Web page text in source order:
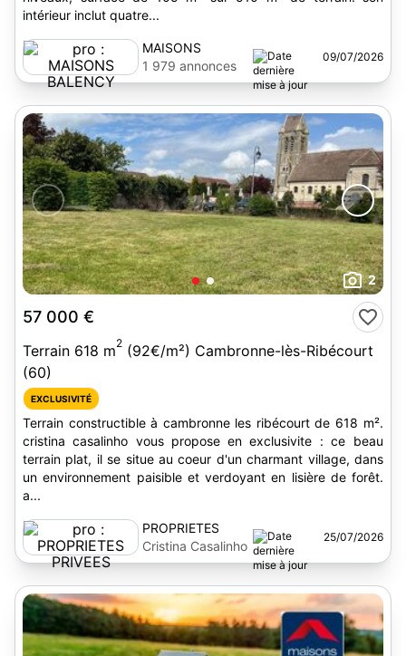
intérieur inclut quatre...
MAISONS
BALENCY
1 979 annonces
09/07/2026
2
57 000 €
Terrain 618 m2 (92€/m²) Cambronne-lès-Ribécourt
(60)
EXCLUSIVITÉ
Terrain constructible à cambronne les ribécourt de 618 m².
cristina casalinho vous propose en exclusivite : ce beau
terrain plat, il se situe au coeur d'un charmant village, dans
un environnement paisible et verdoyant en lisière de forêt.
a...
PROPRIETES
PRIVEES
Cristina Casalinho
25/07/2026